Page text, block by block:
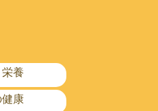
養
康